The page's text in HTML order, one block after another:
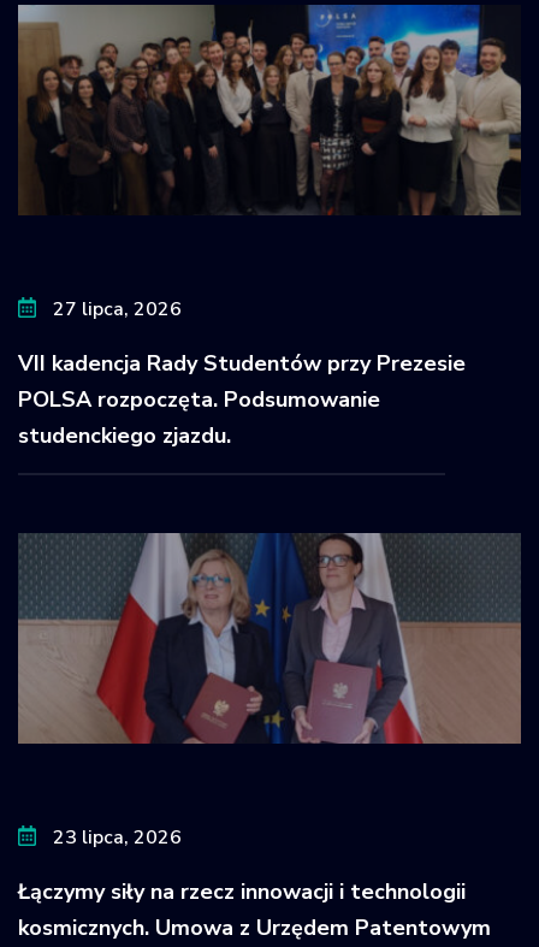
27 lipca, 2026
VII kadencja Rady Studentów przy Prezesie
POLSA rozpoczęta. Podsumowanie
studenckiego zjazdu.
23 lipca, 2026
Łączymy siły na rzecz innowacji i technologii
kosmicznych. Umowa z Urzędem Patentowym